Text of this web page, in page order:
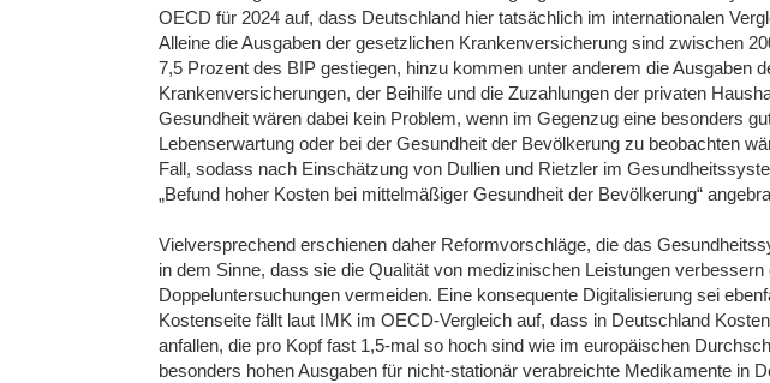
OECD für 2024 auf, dass Deutschland hier tatsächlich im internationalen
Alleine die Ausgaben der gesetzlichen Krankenversicherung sind zwischen
7,5 Prozent des BIP gestiegen, hinzu kommen unter anderem die Ausgaben
Krankenversicherungen, der Beihilfe und die Zuzahlungen der privaten
Gesundheit wären dabei kein Problem, wenn im Gegenzug eine besonders
Lebenserwartung oder bei der Gesundheit der Bevölkerung zu beobachten
Fall, sodass nach Einschätzung von Dullien und Rietzler im
„Befund hoher Kosten bei mittelmäßiger Gesundheit der Bevölkerung“
Vielversprechend erschienen daher Reformvorschläge, die das
in dem Sinne, dass sie die Qualität von medizinischen Leistungen verbessern
Doppeluntersuchungen vermeiden. Eine konsequente Digitalisierung sei
Kostenseite fällt laut IMK im OECD-Vergleich auf, dass in Deutschland
anfallen, die pro Kopf fast 1,5-mal so hoch sind wie im europäischen
besonders hohen Ausgaben für nicht-stationär verabreichte Medikamente in